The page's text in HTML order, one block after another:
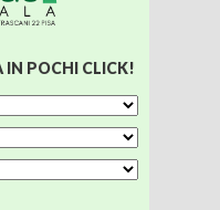
IN POCHI CLICK!